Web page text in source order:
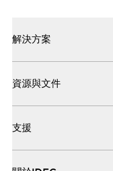
解決方案
資源與文件
支援